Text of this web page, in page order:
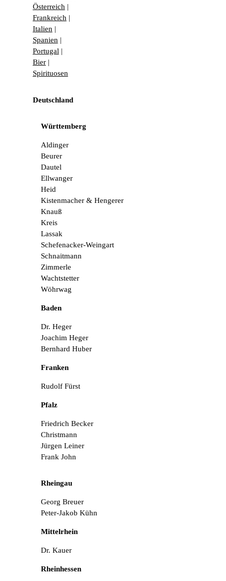
Österreich |
Frankreich |
Italien |
Spanien |
Portugal |
Bier|
Spirituosen
Deutschland
Württemberg
Aldinger
Beurer
Dautel
Ellwanger
Heid
Kistenmacher & Hengerer
Knauß
Kreis
Lassak
Schefenacker-Weingart
Schnaitmann
Zimmerle
Wachtstetter
Wöhrwag
Baden
Dr. Heger
Joachim Heger
Bernhard Huber
Franken
Rudolf Fürst
Pfalz
Friedrich Becker
Christmann
Jürgen Leiner
Frank John
Rheingau
Georg Breuer
Peter-Jakob Kühn
Mittelrhein
Dr. Kauer
Rheinhessen